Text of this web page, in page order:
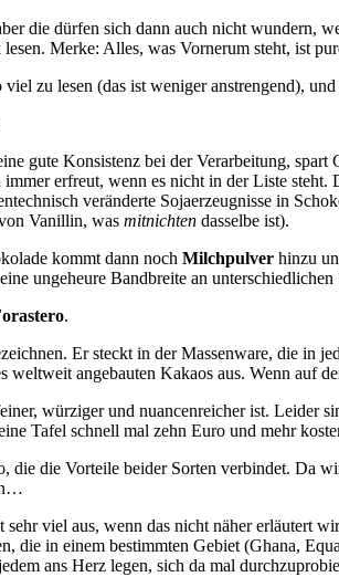
die dürfen sich dann auch nicht wundern,
Merke: Alles, was Vornerum steht, ist
zu lesen (das ist weniger anstrengend),
gute Konsistenz bei der Verarbeitung,
erfreut, wenn es nicht in der Liste
veränderte Sojaerzeugnisse in
Vanillin, was mitnichten dasselbe ist).
kommt dann noch Milchpulver hinzu
ungeheure Bandbreite an
.
Er steckt in der Massenware, die in
angebauten Kakaos aus. Wenn auf
würziger und nuancenreicher ist.
Tafel schnell mal zehn Euro und mehr
die die Vorteile beider Sorten verbindet.
viel aus, wenn das nicht näher
die in einem bestimmten Gebiet (Ghana,
ans Herz legen, sich da mal